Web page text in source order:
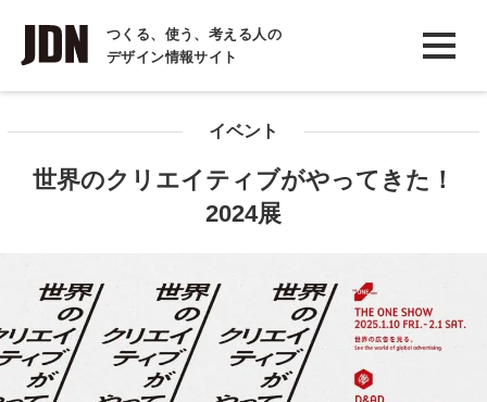
つくる、使う、考える人の
デザイン情報サイト
INTERVIEW
インタビュー
イベント
世界のクリエイティブがやってきた！
2024展